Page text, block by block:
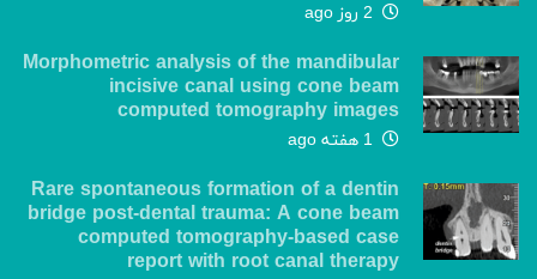
2 روز ago
Morphometric analysis of the mandibular
incisive canal using cone beam
computed tomography images
1 هفته ago
Rare spontaneous formation of a dentin
bridge post-dental trauma: A cone beam
computed tomography-based case
report with root canal therapy